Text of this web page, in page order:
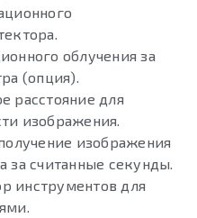
облучения за
(опция).
расстояние для
изображения.
изображения
за считанные секунды.
инструментов для